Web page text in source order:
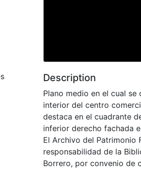
Description
Plano medio en el cual
interior del centro
destaca en el cuadrante
inferior derecho fachada
El Archivo del Patrimonio
responsabilidad de la
Borrero, por convenio de